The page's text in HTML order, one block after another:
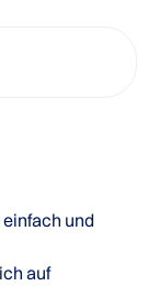
und
auf